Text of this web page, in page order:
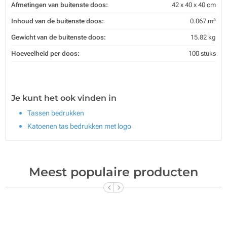
Afmetingen van buitenste doos: 42 x 40 x 40 cm
Inhoud van de buitenste doos: 0.067 m³
Gewicht van de buitenste doos: 15.82 kg
Hoeveelheid per doos: 100 stuks
Je kunt het ook vinden in
Tassen bedrukken
Katoenen tas bedrukken met logo
Meest populaire producten